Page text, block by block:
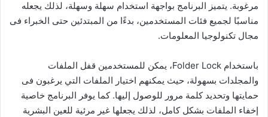
مرغوبة. يتميز البرنامج بواجهة استخدام سهلة وسهلة، لذلك يجعله
مناسبًا لجميع فئات المستخدمين، بدءًا من المبتدئين حتى الخبراء فى
مجال تكنولوجيا المعلومات.
باستخدام Folder Lock، يمكن للمستخدمين قفل الملفات
والمجلدات بسهولة، حيث يمكنهم اختيار الملفات التي يرغبون فى
حمايتها وتحديد كلمة مرور للوصول إليها. كما يوفر البرنامج خاصية
إخفاء الملفات بشكل كامل، لذلك يجعلها غير مرئية للعين البشرية